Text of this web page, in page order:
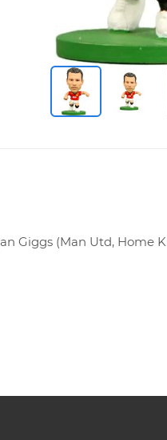
Giggs (Man Utd, Home